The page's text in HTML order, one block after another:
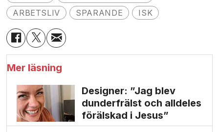
ARBETSLIV
SPARANDE ISK
Mer läsning
Designer: ”Jag blev
dunder­frälst och alldeles
förälskad i Jesus”